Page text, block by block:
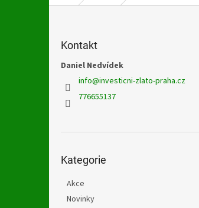
Kontakt
Daniel Nedvídek
info@investicni-zlato-praha.cz
776655137
kategorie
Kategorie
Akce
Novinky